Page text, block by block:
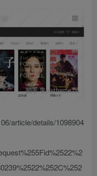
article/details/1098904